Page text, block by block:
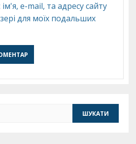
e-mail, та адресу сайту
для моїх подальших